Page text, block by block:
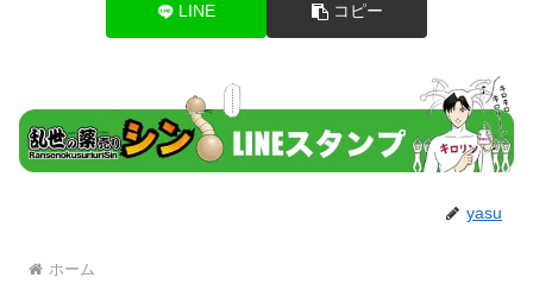
LINE コピー
yasu
ホーム